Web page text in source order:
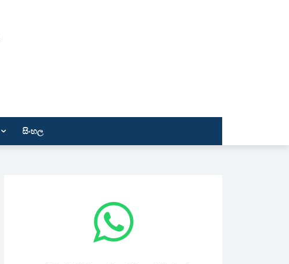
සිංහල